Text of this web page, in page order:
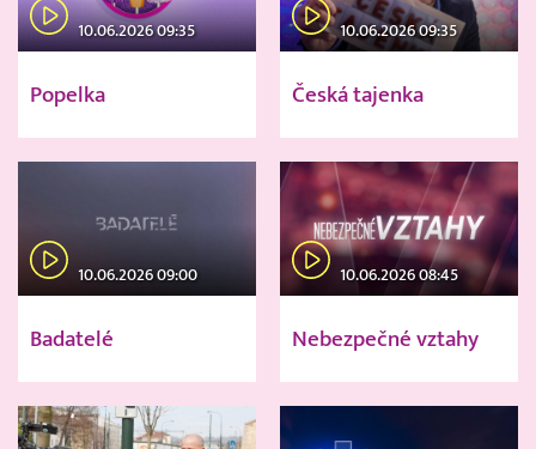
10.06.2026 09:35
Popelka
10.06.2026 09:35
Česká tajenka
10.06.2026 09:00
Badatelé
10.06.2026 08:45
Nebezpečné vztahy